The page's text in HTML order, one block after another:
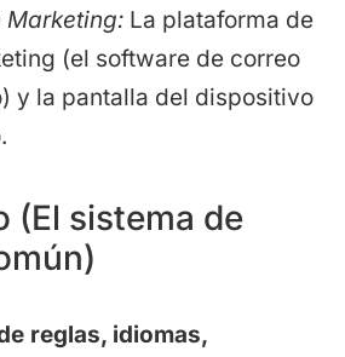
Marketing: La plataforma de
(el software de correo
y la pantalla del dispositivo
(El sistema de
reglas, idiomas,